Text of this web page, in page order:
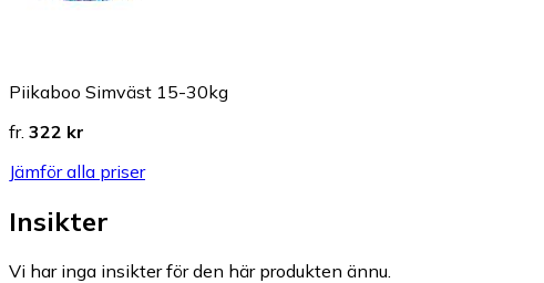
Piikaboo Simväst 15-30kg
fr. 322 kr
Jämför alla priser
Insikter
Vi har inga insikter för den här produkten ännu.